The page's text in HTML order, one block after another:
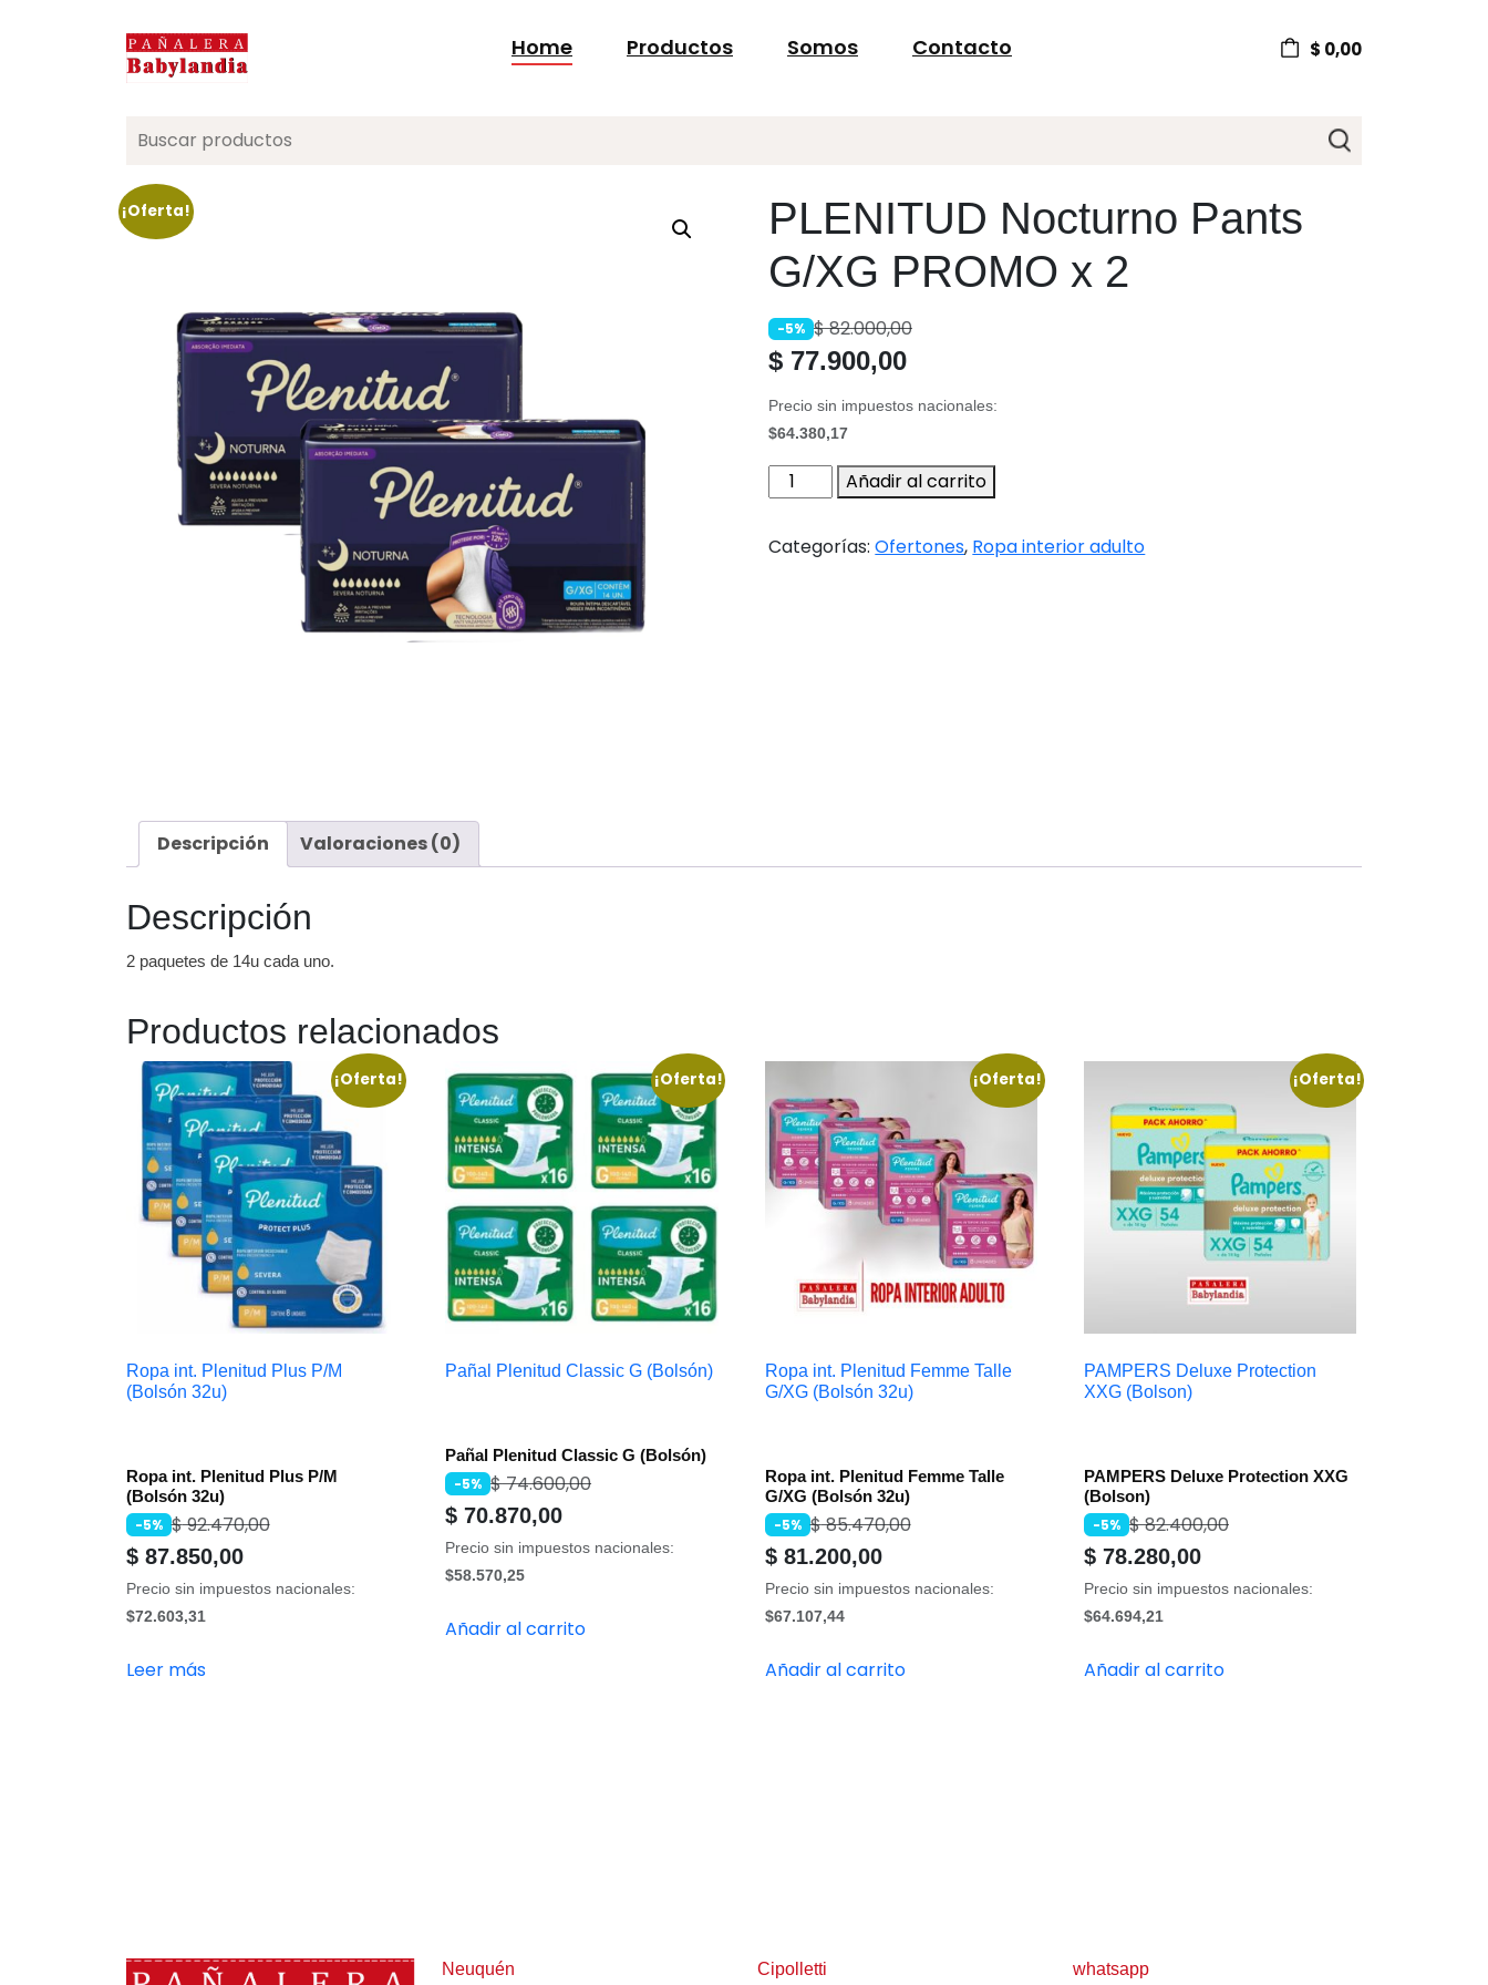
Home Productos Somos Contacto $ 0,00
Search
for:
¡Oferta!
PLENITUD Nocturno Pants
G/XG PROMO x 2
-5% $82.000,00
$ 77.900,00
Precio sin impuestos nacionales:
$64.380,17
PLENITUD
Nocturno
G/XG
Añadir al carrito
Categorías:Ofertones, Ropa interior adulto
Descripción Valoraciones (0)
Descripción
2 paquetes de 14u cada uno.
Productos relacionados
¡Oferta!
Ropa int. Plenitud Plus P/M
(Bolsón 32u)
Ropa int. Plenitud Plus P/M
(Bolsón 32u)
-5% $92.470,00
$ 87.850,00
Precio sin impuestos nacionales:
$72.603,31
Leer más
¡Oferta!
Pañal Plenitud Classic G (Bolsón)
Pañal Plenitud Classic G (Bolsón)
-5% $74.600,00
$ 70.870,00
Precio sin impuestos nacionales:
$58.570,25
Añadir al carrito
¡Oferta!
Ropa int. Plenitud Femme Talle
G/XG (Bolsón 32u)
Ropa int. Plenitud Femme Talle
G/XG (Bolsón 32u)
-5% $85.470,00
$81.200,00
Precio sin impuestos nacionales:
$67.107,44
Añadir al carrito
¡Oferta!
PAMPERS Deluxe Protection
XXG (Bolson)
PAMPERS Deluxe Protection XXG
(Bolson)
-5% $82.400,00
$ 78.280,00
Precio sin impuestos nacionales:
$64.694,21
Añadir al carrito
Neuquén Cipolletti whatsapp